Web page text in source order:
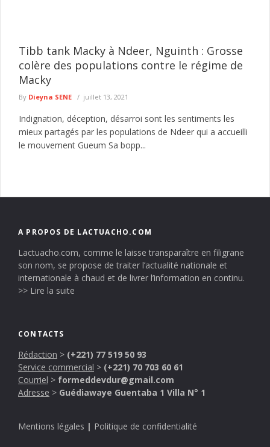
Tibb tank Macky à Ndeer, Nguinth : Grosse
colère des populations contre le régime de
Macky
By Dieyna SENE juillet 13, 2021
Indignation, déception, désarroi sont les sentiments les
mieux partagés par les populations de Ndeer qui a accueilli
le mouvement Gueum Sa bopp...
A PROPOS DE LACTUACHO.COM
Lactuacho.com, comme le laisse transparaître en filigrane
son nom, se propose de traiter l’actualité nationale et
internationale à chaud et de livrer l’information en continu.
>> Lire la suite
CONTACTS
Rédaction > (+221) 77 519 50 93
Service commercial > (+221) 70 703 60 61
Courriel > formeddevdur@gmail.com
Adresse > Guédiawaye Guentaba 1 Villa N° 1
Mentions légales | Politique de confidentialité